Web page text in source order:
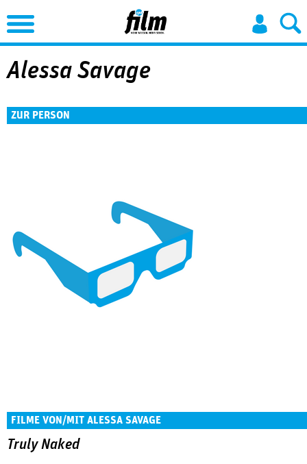
Jump to Navigation
Alessa Savage
ZUR PERSON
FILME VON/MIT ALESSA SAVAGE
Truly Naked